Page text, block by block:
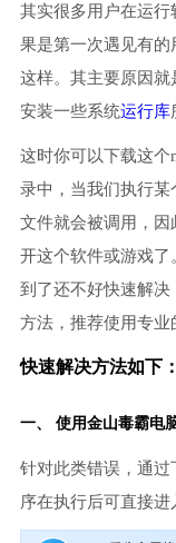
其实很多用户在运
果是第一次遇见有
这样。其主要原因
安装一些系统运行库
这时你可以下载这个
录中，当我们执行某
文件就会被调用，
开这个软件或游戏
到了还不好快速解
方法，推荐使用专业
快速解决方法如下：
一、 使用金山毒霸电
针对此类错误，通
序在执行后可直接进